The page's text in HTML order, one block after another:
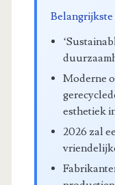
Moderne
esthetiek
2026 zal